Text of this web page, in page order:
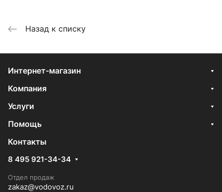
Назад к списку
Интернет-магазин
Компания
Услуги
Помощь
Контакты
8 495 921-34-34
Отдел продаж
zakaz@vodovoz.ru